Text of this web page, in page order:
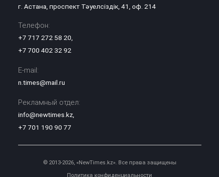
г. Астана, проспект Тәуелсіздік, 41, оф. 214
Телефон:
+7 717 272 58 20
+7 700 402 32 92
E-mail:
n.times@mail.ru
Рекламный отдел:
info@newtimes.kz,
+7 701 190 90 77
© 2013-2026, «NewTimes.kz». Все права защищены
Политика конфиденциальности